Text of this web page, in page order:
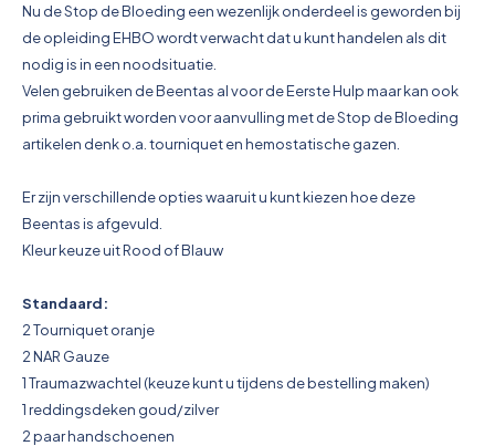
Nu de Stop de Bloeding een wezenlijk onderdeel is geworden bij
de opleiding EHBO wordt verwacht dat u kunt handelen als dit
nodig is in een noodsituatie.
Velen gebruiken de Beentas al voor de Eerste Hulp maar kan ook
prima gebruikt worden voor aanvulling met de Stop de Bloeding
artikelen denk o.a. tourniquet en hemostatische gazen.
Er zijn verschillende opties waaruit u kunt kiezen hoe deze
Beentas is afgevuld.
Kleur keuze uit Rood of Blauw
Standaard:
2 Tourniquet oranje
2 NAR Gauze
1 Traumazwachtel (keuze kunt u tijdens de bestelling maken)
1 reddingsdeken goud/zilver
2 paar handschoenen